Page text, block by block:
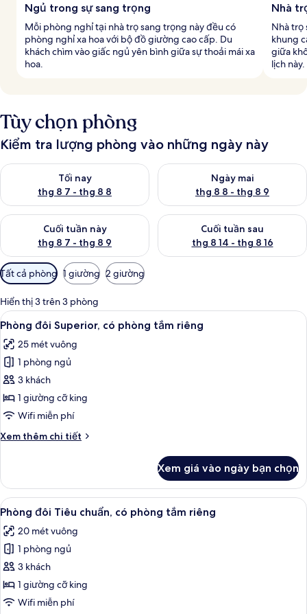
Ngủ trong sự sang trọng
Mỗi phòng nghỉ tại nhà trọ sang trọng này đều có
phòng nghỉ xa hoa với bộ đồ giường cao cấp. Du
khách chìm vào giấc ngủ yên bình giữa sự thoải mái xa
hoa.
Nhà
Nhà trọ
khung
giữa
lịch này.
Tùy chọn phòng
Kiểm tra lượng phòng vào những ngày này
Tối nay
thg 8 7 - thg 8 8
Kiểm tra lượng phòng tối nay từ thg 8 7 - thg 8 8
Ngày mai
thg 8 8 - thg 8 9
Kiểm tra lượng phòng ngày
Cuối tuần này
thg 8 7 - thg 8 9
Kiểm tra lượng phòng cuối tuần này từ thg 8 7 - thg 8 9
Cuối tuần sau
thg 8 14 - thg 8 16
Kiểm tra lượng phòng cuối
Bộ
lọc
có
thể
dùng
để
lọc
tìm
phòng
Tất cả phòng 1 giường 2 giường
Hiển thị 3 trên 3 phòng
Xem
tất
cả
ảnh
Phòng
đôi
Superior,
phòng
Phòng đôi Superior, có phòng tắm
10
Phòng đôi Superior, có phòng tắm riêng
25 mét vuông
1 phòng ngủ
3 khách
1 giường cỡ king
Wifi miễn phí
Xem thêm chi tiết
Chi
Phòng
đôi
Superior,
phòng
tắm
Xem giá vào ngày bạn chọn
Xem
tất
cả
ảnh
Phòng
đôi
Tiêu
Phòng đôi Tiêu chuẩn, có phòng
13
Phòng đôi Tiêu chuẩn, có phòng tắm riêng
20 mét vuông
1 phòng ngủ
3 khách
1 giường cỡ king
Wifi miễn phí